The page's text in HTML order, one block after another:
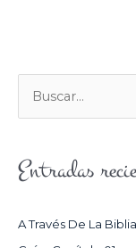
U
C
Entradas
A Través De La Biblia